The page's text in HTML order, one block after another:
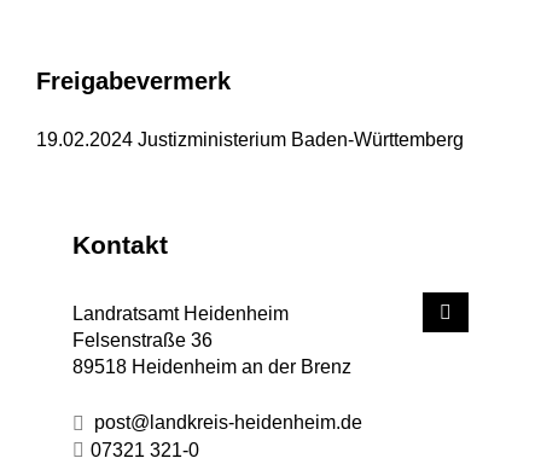
Freigabevermerk
19.02.2024 Justizministerium Baden-Württemberg
Kontakt
Landratsamt Heidenheim
Felsenstraße 36
89518 Heidenheim an der Brenz
post@landkreis-heidenheim.de
07321 321-0